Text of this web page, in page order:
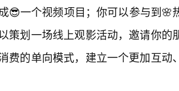
😎一个视频项目；你可以参与到🌸
策划一场线上观影活动，邀请你的
费的单向模式，建立一个更加互动